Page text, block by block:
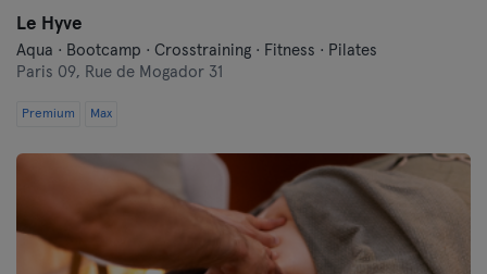
Le Hyve
Aqua · Bootcamp · Crosstraining · Fitness · Pilates
Paris 09, Rue de Mogador 31
Premium Max